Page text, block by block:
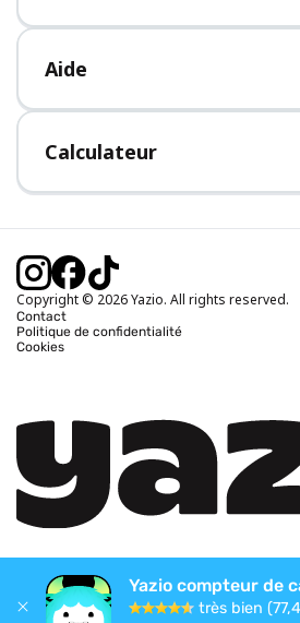
Tous les aliments
Aide
Centre d'aide
Calculateur
Calcul IMC
Calcul poids idéal
Calcul calories brûlées
Copyright © 2026 Yazio. All rights reserved.
Contact
Politique de confidentialité
Cookies
Yazio compteur de
très bien